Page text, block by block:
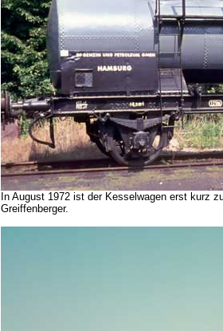
In August 1972 ist der Kesselwagen erst kurz
Greiffenberger.